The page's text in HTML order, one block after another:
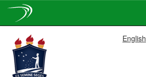
navigation
English